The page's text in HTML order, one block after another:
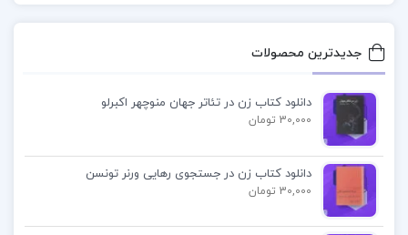
جدیدترین محصولات
دانلود کتاب زن در تئاتر جهان منوچهر اکبرلو
30,000 تومان
دانلود کتاب زن در جستجوی رهایی ورنر تونسن
30,000 تومان